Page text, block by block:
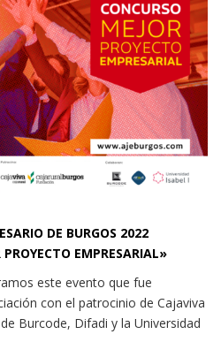
DE BURGOS 2022
EMPRESARIAL»
este evento que fue
con el patrocinio de Cajaviva
Burcode, Difadi y la Universidad